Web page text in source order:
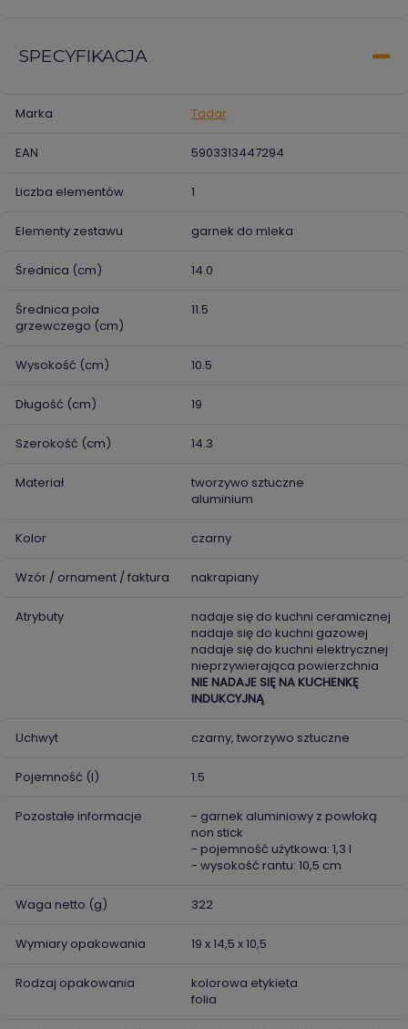
SPECYFIKACJA
Marka Tadar
EAN 5903313447294
Liczba elementów 1
Elementy zestawu garnek do mleka
Średnica (cm) 14.0
Średnica pola
grzewczego (cm)
11.5
Wysokość (cm) 10.5
Długość (cm) 19
Szerokość (cm) 14.3
Materiał
tworzywo sztuczne
aluminium
Kolor czarny
Wzór / ornament / faktura nakrapiany
Atrybuty
nadaje się do kuchni ceramicznej
nadaje się do kuchni gazowej
nadaje się do kuchni elektrycznej
nieprzywierająca powierzchnia
NIE NADAJE SIĘ NA KUCHENKĘ
INDUKCYJNĄ
Uchwyt czarny, tworzywo sztuczne
Pojemność (l) 1.5
Pozostałe informacje
- garnek aluminiowy z powłoką
non stick
- pojemność użytkowa: 1,3 l
- wysokość rantu: 10,5 cm
Waga netto (g) 322
Wymiary opakowania 19 x 14,5 x 10,5
Rodzaj opakowania
kolorowa etykieta
folia